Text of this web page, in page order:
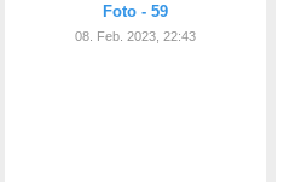
Foto - 59
08. Feb. 2023, 22:43